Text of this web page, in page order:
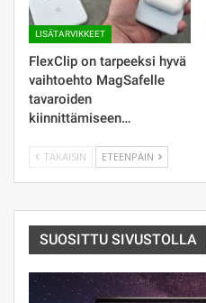
LISÄTARVIKKEET
FlexClip on tarpeeksi hyvä
vaihtoehto MagSafelle
tavaroiden
kiinnittämiseen…
TAKAISIN ETEENPÄIN
SUOSITTU SIVUSTOLLA